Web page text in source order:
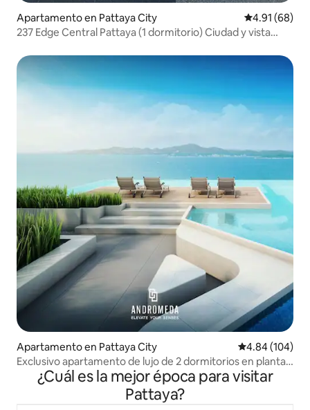
Apartamento en Pattaya City Calificación
4.91 (68)
237 Edge Central Pattaya (1 dormitorio) Ciudad y vista
Apartamento en Pattaya City Calificación
4.84 (104)
Exclusivo apartamento de lujo de 2 dormitorios en planta
alta con vistas al mar
¿Cuál es la mejor época para visitar
Pattaya?